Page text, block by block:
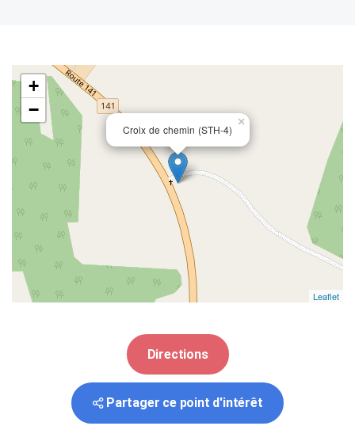
Croix de chemin (STH-4)
×
+
−
Leaflet
Directions
Partager ce point d'intérêt